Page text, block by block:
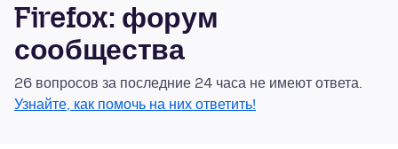
Firefox: форум
сообщества
26 вопросов за последние 24 часа не имеют ответа.
Узнайте, как помочь на них ответить!